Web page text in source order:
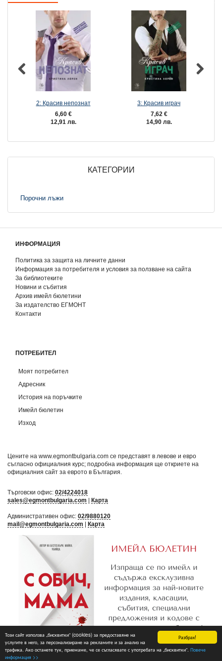
Разбрах!
Този сайт използва „бисквитки“ (cookies) за предоставяне на
услугите в него, за персонализиране на рекламите и за анализ на
трафика. Ако останете тук, приемаме, че се съгласявате с употребата на „бисквитки“. Повече
информация >>
2: Красив непознат
6,60 €
12,91 лв.
3: Красив играч
7,62 €
14,90 лв.
КАТЕГОРИИ
Порочни лъжи
ИНФОРМАЦИЯ
Политика за защита на личните данни
Информация за потребителя и условия за ползване на сайта
За библиотеките
Новини и събития
Архив имейл бюлетини
За издателство ЕГМОНТ
Контакти
ПОТРЕБИТЕЛ
Моят потребител
Адресник
История на поръчките
Имейл бюлетин
Изход
Цените на www.egmontbulgaria.com се представят в левове и евро
съгласно официалния курс; подробна информация ще откриете на
официалния сайт за еврото в България
Търговски офис: 02/4224018
sales@egmontbulgaria.com
Карта
Административен офис: 02/9880120
mail@egmontbulgaria.com
Карта